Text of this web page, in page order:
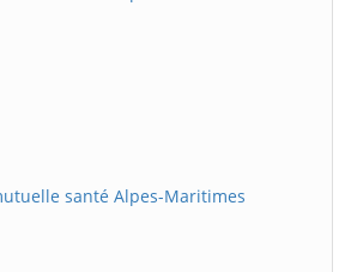
santé Alpes-Maritimes